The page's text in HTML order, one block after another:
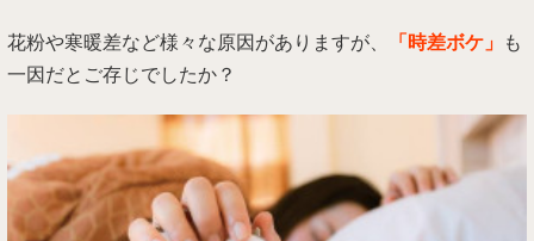
花粉や寒暖差など様々な原因がありますが、 「時差ボケ」
も
一因だとご存じでしたか？